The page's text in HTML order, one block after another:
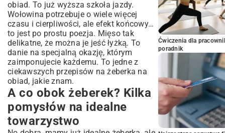
obiad. To już wyższa szkoła jazdy.
Wołowina potrzebuje o wiele więcej
czasu i cierpliwości, ale efekt końcowy…
to jest po prostu poezja. Mięso tak
delikatne, że można je jeść łyżką. To
danie na specjalną okazję, którym
zaimponujecie każdemu. To jedne z
ciekawszych przepisów na żeberka na
obiad, jakie znam.
A co obok żeberek? Kilka
pomysłów na idealne
towarzystwo
Ćwiczenia dla
poradnik